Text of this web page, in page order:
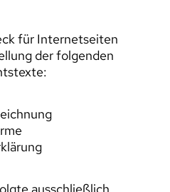
für Internetseiten
der folgenden